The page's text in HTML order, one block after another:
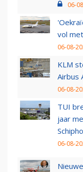
06-
vol
06-08-
KLM
Airbus
06-08-
TUI
jaar
06-08-